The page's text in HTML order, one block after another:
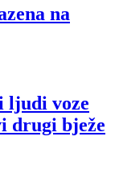
na
ljudi voze
drugi bježe